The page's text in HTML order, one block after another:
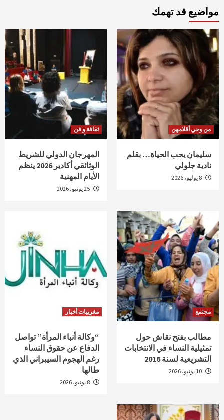
مواضيع قد تهمك
من وحي أقلامهن
سليمان يحب الحياة… بقلم
نادية جلولي
ثقافة و فن
المهرجان الدولي للشريط
الوثائقي أكادير 2026 ينظم
الأيام المهنية
مجتمع
مطالب بفتح نقاش حول
تمثيلية النساء في الانتخابات
التشريعية لسنة 2016
مغربيات أخبار
“وكالة أنباء المرأة” تواصل
الدفاع عن حقوق النساء
رغم الهجوم السيبراني الذي
طالها